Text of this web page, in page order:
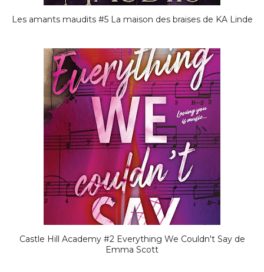
Les amants maudits #5 La maison des braises de KA Linde
Castle Hill Academy #2 Everything We Couldn't Say de
Emma Scott